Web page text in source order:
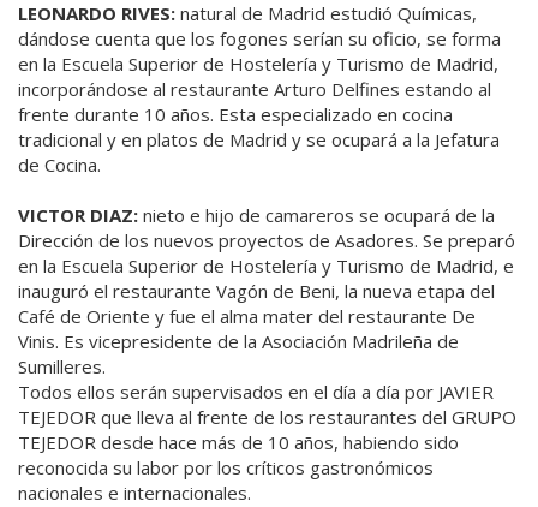
LEONARDO RIVES: natural de Madrid estudió Químicas,
dándose cuenta que los fogones serían su oficio, se forma
en la Escuela Superior de Hostelería y Turismo de Madrid,
incorporándose al restaurante Arturo Delfines estando al
frente durante 10 años. Esta especializado en cocina
tradicional y en platos de Madrid y se ocupará a la Jefatura
de Cocina.
VICTOR DIAZ: nieto e hijo de camareros se ocupará de la
Dirección de los nuevos proyectos de Asadores. Se preparó
en la Escuela Superior de Hostelería y Turismo de Madrid, e
inauguró el restaurante Vagón de Beni, la nueva etapa del
Café de Oriente y fue el alma mater del restaurante De
Vinis. Es vicepresidente de la Asociación Madrileña de
Sumilleres.
Todos ellos serán supervisados en el día a día por JAVIER
TEJEDOR que lleva al frente de los restaurantes del GRUPO
TEJEDOR desde hace más de 10 años, habiendo sido
reconocida su labor por los críticos gastronómicos
nacionales e internacionales.